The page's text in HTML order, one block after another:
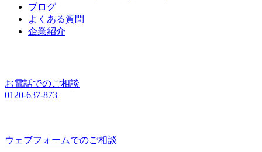
ブログ
よくある質問
企業紹介
お電話でのご相談
0120-637-873
ウェブフォームでのご相談